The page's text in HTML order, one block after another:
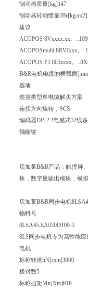
制动器质量[kg]147
制动器转动惯量
建议
ACOPOS 8Vxxxx.xx。..
ACOPOSmulti 8BVIxxx。..
ACOPOS P3 8EIxxxx。
B&R电机电缆的横截面
选项
连接类型单电缆解决方案
连接方向旋转，SCS
编码器DB 2.2电感式32线
轴端键
贝加莱B&R产品：触摸屏
块，数字量输出模块，模
贝加莱B&R同步电机
物料号
8LSA45.EA030D100-3
8LS同步电机专为高性能
电机
标称转速nN[rpm]3000
极对数5
标称扭矩Mn[Nm]616